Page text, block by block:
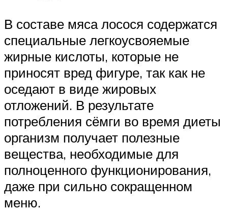
В составе мяса лосося содержатся
специальные легкоусвояемые
жирные кислоты, которые не
приносят вред фигуре, так как не
оседают в виде жировых
отложений. В результате
потребления сёмги во время диеты
организм получает полезные
вещества, необходимые для
полноценного функционирования,
даже при сильно сокращенном
меню.